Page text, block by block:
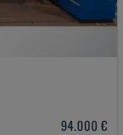
94.000 €